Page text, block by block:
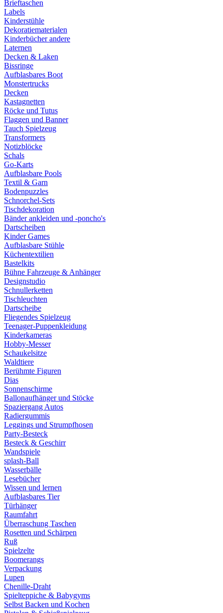
Brieftaschen
Labels
Kinderstühle
Dekoratiematerialen
Kinderbücher andere
Laternen
Decken & Laken
Bissringe
Aufblasbares Boot
Monstertrucks
Decken
Kastagnetten
Röcke und Tutus
Flaggen und Banner
Tauch Spielzeug
Transformers
Notizblöcke
Schals
Go-Karts
Aufblasbare Pools
Textil & Garn
Bodenpuzzles
Schnorchel-Sets
Tischdekoration
Bänder ankleiden und -poncho's
Dartscheiben
Kinder Games
Aufblasbare Stühle
Küchentextilien
Bastelkits
Bühne Fahrzeuge & Anhänger
Designstudio
Schnullerketten
Tischleuchten
Dartscheibe
Fliegendes Spielzeug
Teenager-Puppenkleidung
Kinderkameras
Hobby-Messer
Schaukelsitze
Waldtiere
Berühmte Figuren
Dias
Sonnenschirme
Ballonaufhänger und Stöcke
Spaziergang Autos
Radiergummis
Leggings und Strumpfhosen
Party-Besteck
Besteck & Geschirr
Wandspiele
splash-Ball
Wasserbälle
Lesebücher
Wissen und lernen
Aufblasbares Tier
Türhänger
Raumfahrt
Überraschung Taschen
Rosetten und Schärpen
Ruß
Spielzelte
Boomerangs
Verpackung
Lupen
Chenille-Draht
Spielteppiche & Babygyms
Selbst Backen und Kochen